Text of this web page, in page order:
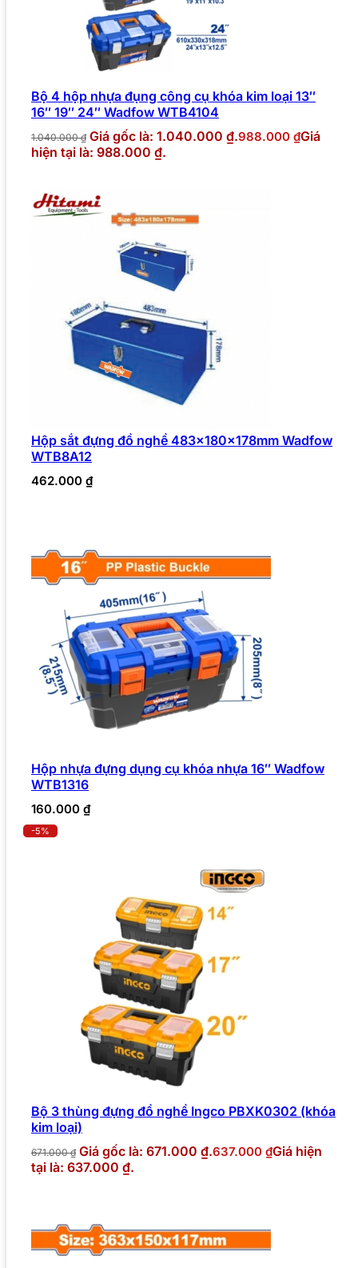
Bộ 4 hộp nhựa đụng công cụ khóa kim loại 13″
16″ 19″ 24″ Wadfow WTB4104
1.040.000₫ Giá gốc là: 1.040.000 ₫.988.000 ₫Giá
hiện tại là: 988.000 ₫.
Hộp sắt đựng đồ nghề 483x180x178mm Wadfow
WTB8A12
462.000 ₫
Hộp nhựa đựng dụng cụ khóa nhựa 16″ Wadfow
WTB1316
160.000 ₫
-5%
Bộ 3 thùng đựng đồ nghề Ingco PBXK0302 (khóa
kim loại)
671.000₫ Giá gốc là: 671.000 ₫.637.000 ₫Giá hiện
tại là: 637.000 ₫.